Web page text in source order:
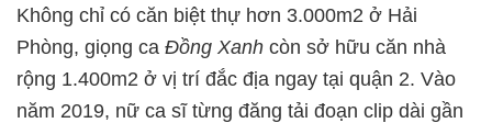
Không chỉ có căn biệt thự hơn 3.000m2 ở Hải
Phòng, giọng ca Đồng Xanh còn sở hữu căn nhà
rộng 1.400m2 ở vị trí đắc địa ngay tại quận 2. Vào
năm 2019, nữ ca sĩ từng đăng tải đoạn clip dài gần